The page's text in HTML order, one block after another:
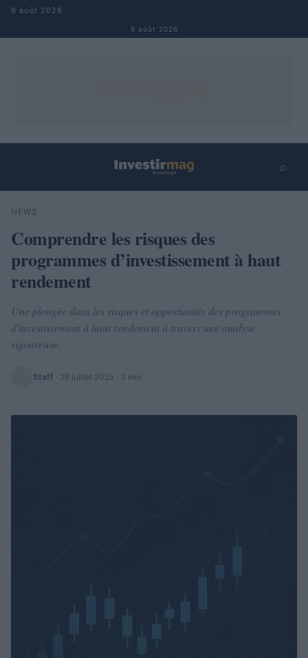
Aller au contenu
9 août 2026
9 août 2026
⌕
Rechercher
NEWS
Comprendre les risques des
programmes d’investissement à haut
rendement
Une plongée dans les risques et opportunités des programmes
d'investissement à haut rendement à travers une analyse
rigoureuse.
Staff · 28 juillet 2025 · 3 min